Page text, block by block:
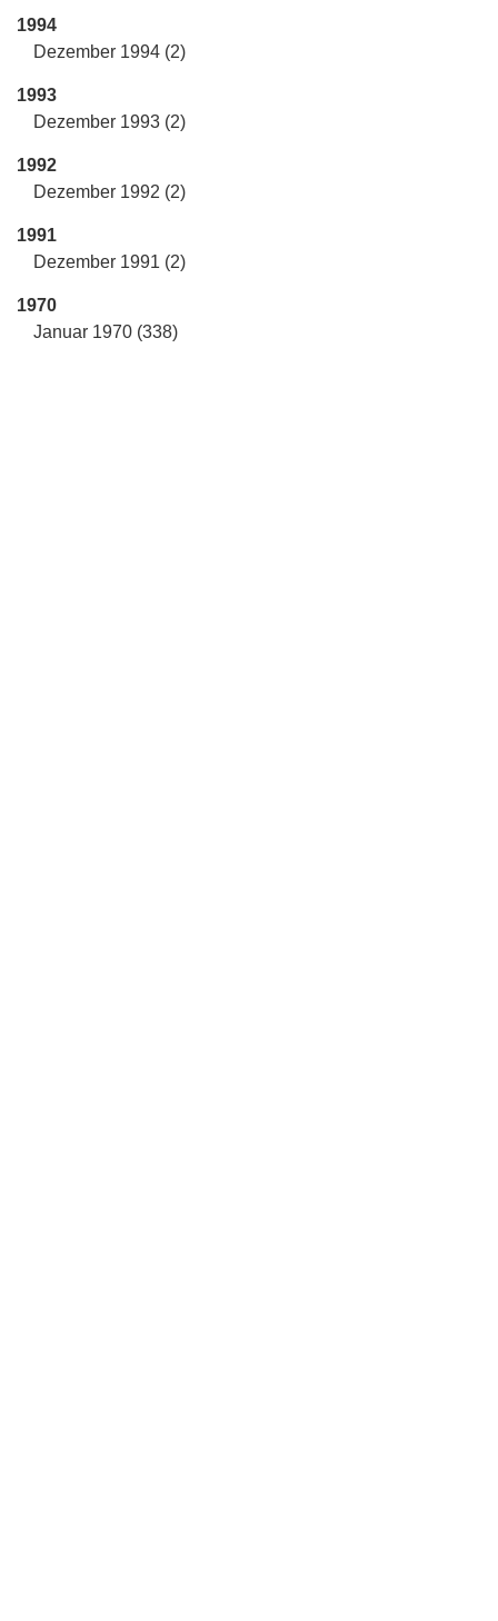
1994
Dezember 1994 (2)
1993
Dezember 1993 (2)
1992
Dezember 1992 (2)
1991
Dezember 1991 (2)
1970
Januar 1970 (338)